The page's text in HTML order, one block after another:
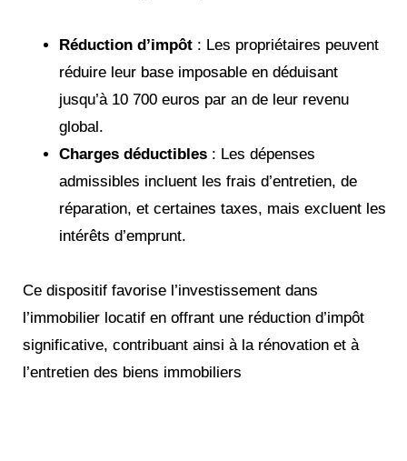
Réduction d’impôt : Les propriétaires peuvent
réduire leur base imposable en déduisant
jusqu’à 10 700 euros par an de leur revenu
global.
Charges déductibles : Les dépenses
admissibles incluent les frais d’entretien, de
réparation, et certaines taxes, mais excluent les
intérêts d’emprunt.
Ce dispositif favorise l’investissement dans
l’immobilier locatif en offrant une réduction d’impôt
significative, contribuant ainsi à la rénovation et à
l’entretien des biens immobiliers